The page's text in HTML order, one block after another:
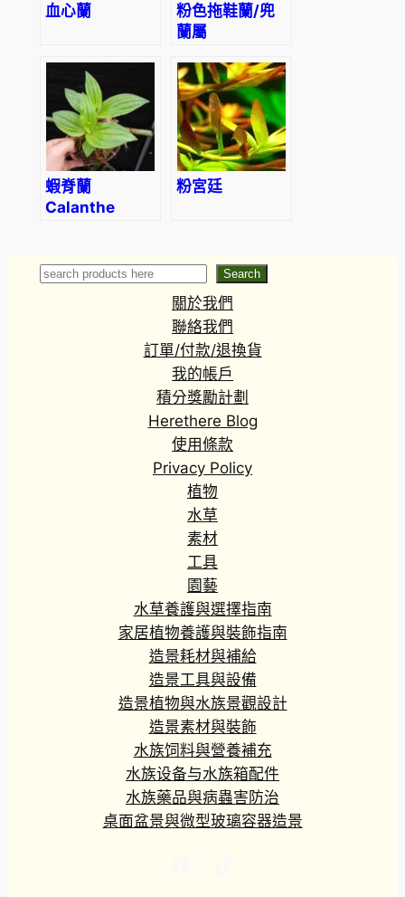
血心蘭
粉色拖鞋蘭/兜
蘭屬
(Pink)
蝦脊蘭
Calanthe
粉宮廷
Search Search
關於我們
聯絡我們
訂單/付款/退換貨
我的帳戶
積分獎勵計劃
Herethere Blog
使用條款
Privacy Policy
植物
水草
素材
工具
園藝
水草養護與選擇指南
家居植物養護與裝飾指南
造景耗材與補給
造景工具與設備
造景植物與水族景觀設計
造景素材與裝飾
水族饲料與營養補充
水族设备与水族箱配件
水族藥品與病蟲害防治
桌面盆景與微型玻璃容器造景